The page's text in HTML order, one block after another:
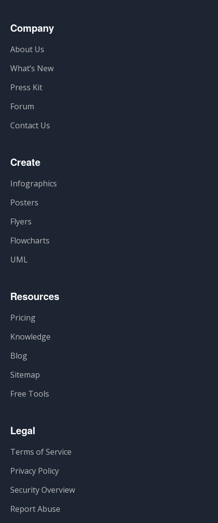
Company
About Us
What’s New
Press Kit
Forum
Contact Us
Create
Infographics
Posters
Flyers
Flowcharts
UML
Resources
Pricing
Knowledge
Blog
Sitemap
Free Tools
Legal
Terms of Service
Privacy Policy
Security Overview
Report Abuse